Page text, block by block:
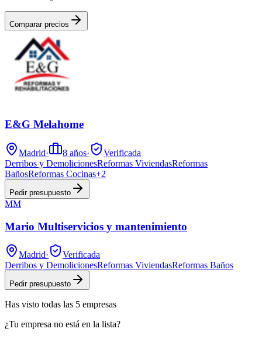
Comparar precios
E&G Melahome
Madrid· 8 años·
Verificada
Derribos y DemolicionesReformas ViviendasReformas
BañosReformas Cocinas+2
Pedir presupuesto
MM
Mario Multiservicios y mantenimiento
Madrid·
Verificada
Derribos y DemolicionesReformas ViviendasReformas Baños
Pedir presupuesto
Has visto todas las 5 empresas
¿Tu empresa no está en la lista?